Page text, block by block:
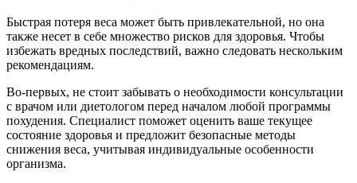
Быстрая потеря веса может быть привлекательной, но она
также несет в себе множество рисков для здоровья. Чтобы
избежать вредных последствий, важно следовать нескольким
рекомендациям.
Во-первых, не стоит забывать о необходимости консультации
с врачом или диетологом перед началом любой программы
похудения. Специалист поможет оценить ваше текущее
состояние здоровья и предложит безопасные методы
снижения веса, учитывая индивидуальные особенности
организма.